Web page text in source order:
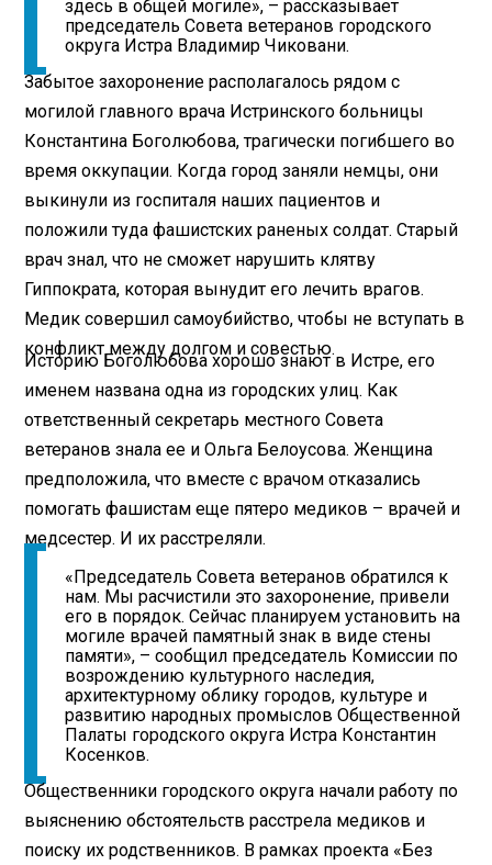
здесь в общей могиле», – рассказывает
председатель Совета ветеранов городского
округа Истра Владимир Чиковани.
Забытое захоронение располагалось рядом с
могилой главного врача Истринского больницы
Константина Боголюбова, трагически погибшего во
время оккупации. Когда город заняли немцы, они
выкинули из госпиталя наших пациентов и
положили туда фашистских раненых солдат. Старый
врач знал, что не сможет нарушить клятву
Гиппократа, которая вынудит его лечить врагов.
Медик совершил самоубийство, чтобы не вступать в
конфликт между долгом и совестью.
Историю Боголюбова хорошо знают в Истре, его
именем названа одна из городских улиц. Как
ответственный секретарь местного Совета
ветеранов знала ее и Ольга Белоусова. Женщина
предположила, что вместе с врачом отказались
помогать фашистам еще пятеро медиков – врачей и
медсестер. И их расстреляли.
«Председатель Совета ветеранов обратился к
нам. Мы расчистили это захоронение, привели
его в порядок. Сейчас планируем установить на
могиле врачей памятный знак в виде стены
памяти», – сообщил председатель Комиссии по
возрождению культурного наследия,
архитектурному облику городов, культуре и
развитию народных промыслов Общественной
Палаты городского округа Истра Константин
Косенков.
Общественники городского округа начали работу по
выяснению обстоятельств расстрела медиков и
поиску их родственников. В рамках проекта «Без